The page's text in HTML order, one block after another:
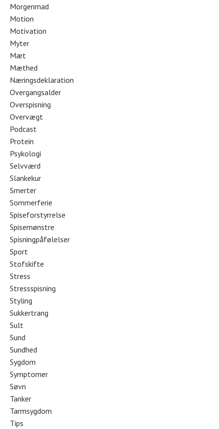
Morgenmad
Motion
Motivation
Myter
Mæt
Mæthed
Næringsdeklaration
Overgangsalder
Overspisning
Overvægt
Podcast
Protein
Psykologi
Selvværd
Slankekur
Smerter
Sommerferie
Spiseforstyrrelse
Spisemønstre
Spisningpåfølelser
Sport
Stofskifte
Stress
Stressspisning
Styling
Sukkertrang
Sult
Sund
Sundhed
Sygdom
Symptomer
Søvn
Tanker
Tarmsygdom
Tips